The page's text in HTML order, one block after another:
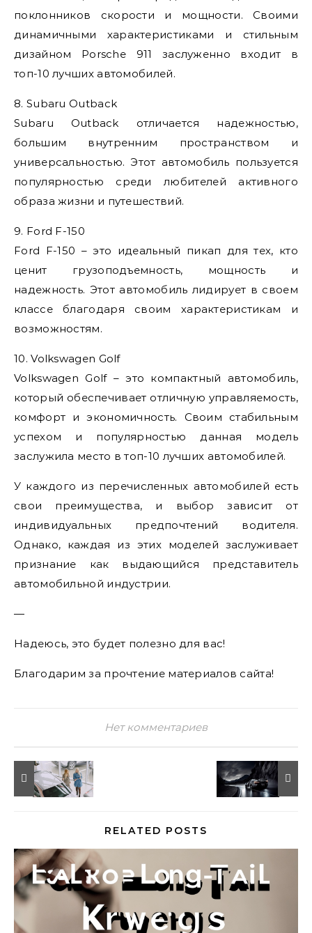
поклонников скорости и мощности. Своими
динамичными характеристиками и стильным
дизайном Porsche 911 заслуженно входит в
топ-10 лучших автомобилей.
8. Subaru Outback
Subaru Outback отличается надежностью,
большим внутренним пространством и
универсальностью. Этот автомобиль пользуется
популярностью среди любителей активного
образа жизни и путешествий.
9. Ford F-150
Ford F-150 – это идеальный пикап для тех, кто
ценит грузоподъемность, мощность и
надежность. Этот автомобиль лидирует в своем
классе благодаря своим характеристикам и
возможностям.
10. Volkswagen Golf
Volkswagen Golf – это компактный автомобиль,
который обеспечивает отличную управляемость,
комфорт и экономичность. Своим стабильным
успехом и популярностью данная модель
заслужила место в топ-10 лучших автомобилей.
У каждого из перечисленных автомобилей есть
свои преимущества, и выбор зависит от
индивидуальных предпочтений водителя.
Однако, каждая из этих моделей заслуживает
признание как выдающийся представитель
автомобильной индустрии.
—
Надеюсь, это будет полезно для вас!
Благодарим за прочтение материалов сайта!
Нет комментариев
RELATED POSTS